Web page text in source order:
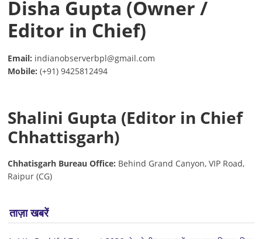
Disha Gupta (Owner /
Editor in Chief)
Email: indianobserverbpl@gmail.com
Mobile: (+91) 9425812494
Shalini Gupta (Editor in Chief
Chhattisgarh)
Chhatisgarh Bureau Office: Behind Grand Canyon, VIP Road,
Raipur (CG)
ताज़ा खबरें